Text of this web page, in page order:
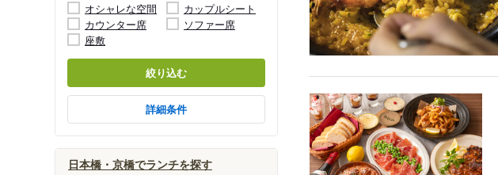
オシャレな空間
カップルシート
カウンター席
ソファー席
座敷
絞り込む
詳細条件
日本橋・京橋でランチを探す